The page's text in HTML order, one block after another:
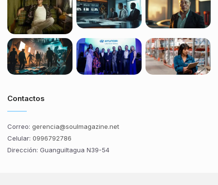
Contactos
Correo: gerencia@soulmagazine.net
Celular: 0996792786
Dirección: Guanguiltagua N39-54